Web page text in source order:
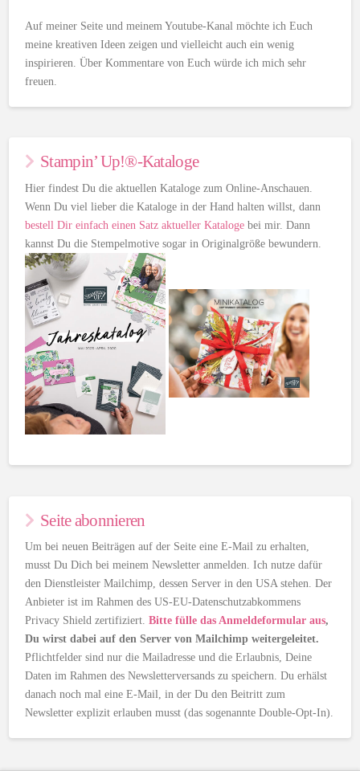
Auf meiner Seite und meinem Youtube-Kanal möchte ich Euch
meine kreativen Ideen zeigen und vielleicht auch ein wenig
inspirieren. Über Kommentare von Euch würde ich mich sehr
freuen.
Stampin’ Up!®-Kataloge
Hier findest Du die aktuellen Kataloge zum Online-Anschauen.
Wenn Du viel lieber die Kataloge in der Hand halten willst, dann
bestell Dir einfach einen Satz aktueller Kataloge bei mir. Dann
kannst Du die Stempelmotive sogar in Originalgröße bewundern.
Seite abonnieren
Um bei neuen Beiträgen auf der Seite eine E-Mail zu erhalten,
musst Du Dich bei meinem Newsletter anmelden. Ich nutze dafür
den Dienstleister Mailchimp, dessen Server in den USA stehen. Der
Anbieter ist im Rahmen des US-EU-Datenschutzabkommens
Privacy Shield zertifiziert.Bitte fülle das Anmeldeformular aus,
Du wirst dabei auf den Server von Mailchimp weitergeleitet.
Pflichtfelder sind nur die Mailadresse und die Erlaubnis, Deine
Daten im Rahmen des Newsletterversands zu speichern. Du erhälst
danach noch mal eine E-Mail, in der Du den Beitritt zum
Newsletter explizit erlauben musst (das sogenannte Double-Opt-In).